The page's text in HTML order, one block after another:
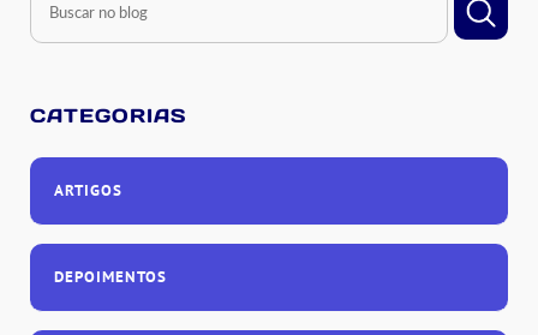
CATEGORIAS
ARTIGOS
DEPOIMENTOS